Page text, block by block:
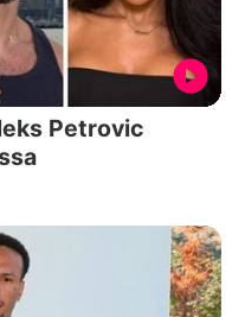
Petrovic